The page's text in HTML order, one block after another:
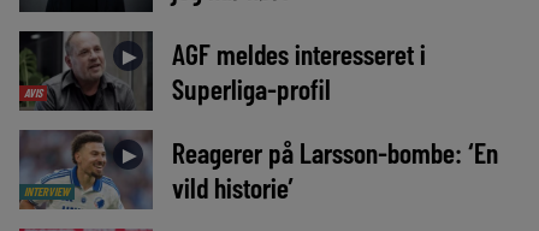
AVIS
►
AGF meldes interesseret i
Superliga-profil
INTERVIEW
►
Reagerer på Larsson-bombe: ‘En
vild historie’